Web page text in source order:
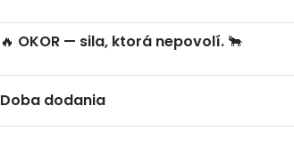
🔥 OKOR — sila, ktorá nepovolí. 🐂
Doba dodania